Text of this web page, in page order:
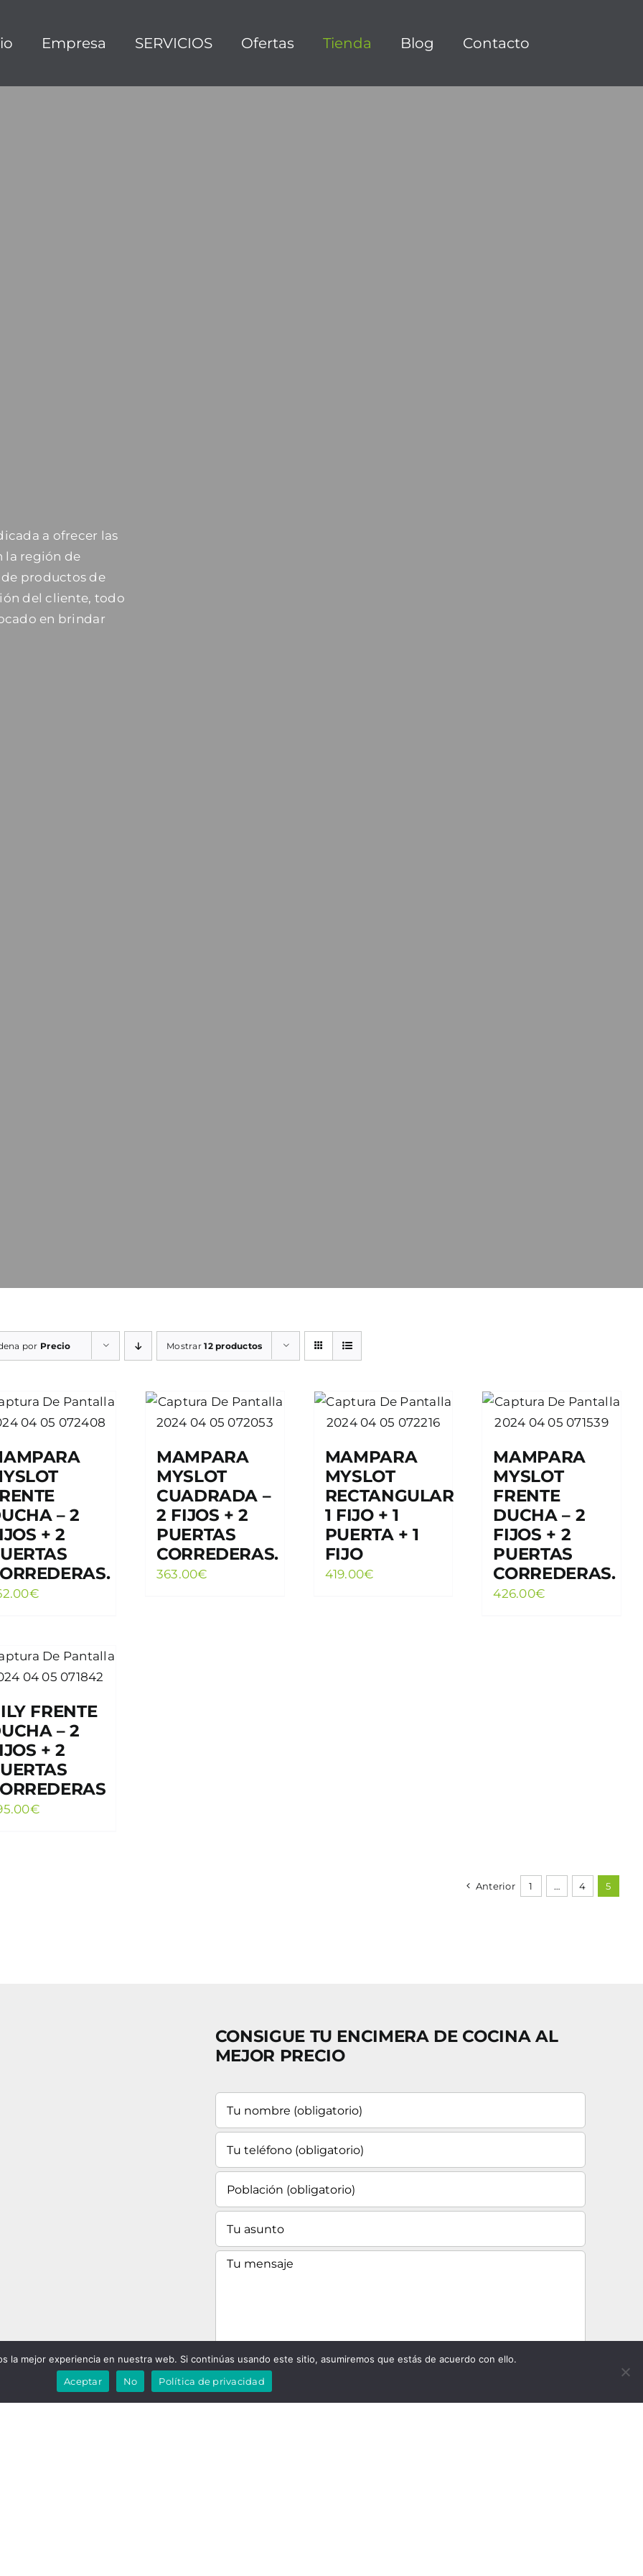
Empresa SERVICIOS Ofertas Tienda Blog Contacto
a ofrecer las
la región de
productos de
del cliente, todo
en brindar
por Precio Mostrar12 productos
– 2
+ 2
€
MAMPARA
MYSLOT
CUADRADA –
2 FIJOS + 2
PUERTAS
CORREDERAS.
363.00€
MAMPARA
MYSLOT
RECTANGULAR
1 FIJO + 1
PUERTA + 1
FIJO
419.00€
MAMPARA
MYSLOT
FRENTE
DUCHA – 2
FIJOS + 2
PUERTAS
CORREDERAS.
426.00€
FRENTE
– 2
+ 2
€
Anterior 1 … 4 5
CONSIGUE TU ENCIMERA DE COCINA AL
MEJOR PRECIO
He leido y acepto la
la mejor experiencia en nuestra web. Si continúas usando este sitio, asumiremos que estás de acuerdo con ello.
Aceptar
No Política de privacidad